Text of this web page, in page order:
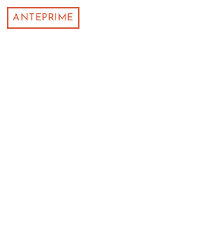
ANTEPRIME